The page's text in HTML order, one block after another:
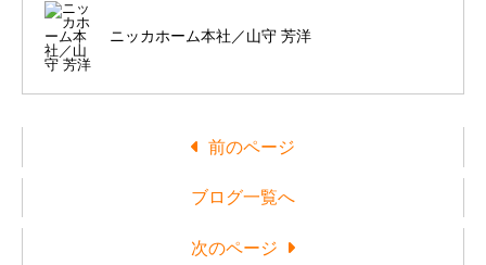
ニッカホーム本社／山守 芳洋
前のページ
ブログ一覧へ
次のページ